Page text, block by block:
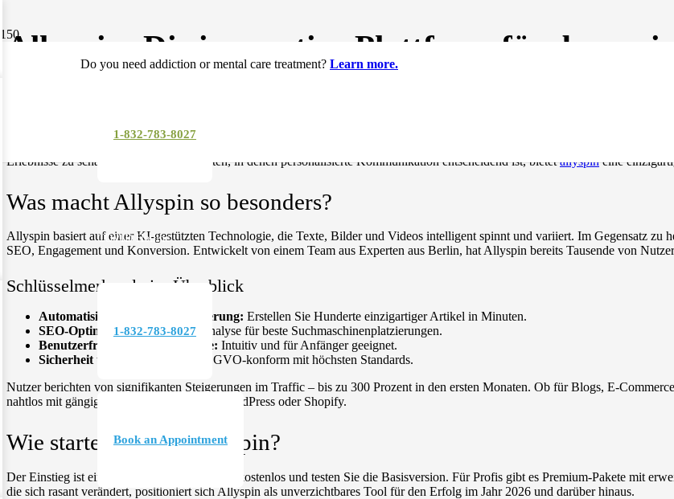
Do you need addiction or mental care treatment? Learn more.
1-832-783-8027
COVID Hotline
1-832-783-8027
Book an Appointment
Allyspin: Die innovative Plattform für
Erlebnisse zu schaffen. Besonders in Zeiten, in denen personalisierte Kommunikation entscheidend ist, bietetallyspineine
Was macht Allyspin so besonders?
Allyspin basiert auf einer KI-gestützten Technologie, die Texte, Bilder und Videos intelligent spinnt und variiert. Im Gegensatz zu
SEO, Engagement und Konversion. Entwickelt von einem Team aus Experten aus Berlin, hat Allyspin bereits Tausende von
Schlüsselmerkmale im Überblick
Automatisierte Content-Generierung: Erstellen Sie Hunderte einzigartiger Artikel in Minuten.
SEO-Optimierung:Integrierte Analyse für beste Suchmaschinenplatzierungen.
Benutzerfreundliche Oberfläche: Intuitiv und für Anfänger geeignet.
Sicherheit und Datenschutz:
DSGVO-konform mit höchsten Standards.
Nutzer berichten von signifikanten Steigerungen im Traffic – bis zu 300 Prozent in den ersten Monaten. Ob für Blogs, E-
nahtlos mit gängigen CMS-Systemen wie WordPress oder Shopify.
Wie starten Sie mit Allyspin?
Der Einstieg ist einfach: Registrieren Sie sich kostenlos und testen Sie die Basisversion. Für Profis gibt es Premium-Pakete mit
die sich rasant verändert, positioniert sich Allyspin als unverzichtbares Tool für den Erfolg im Jahr 2026 und darüber hinaus.